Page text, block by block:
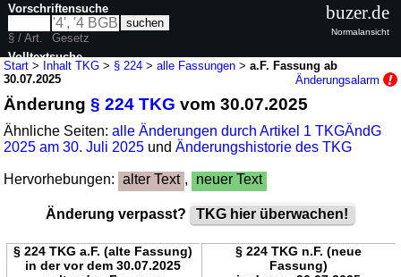
Start > Inhalt TKG > § 224 >alle Fassungen >a.F. Fassung ab
30.07.2025
Änderungsalarm
Änderung§ 224 TKG vom 30.07.2025
Ähnliche Seiten:alle Änderungen durch Artikel 1 TKGÄndG
2025 am 30. Juli 2025 undÄnderungshistorie des TKG
Hervorhebungen: alter Text , neuer Text
Änderung verpasst? TKG hier überwachen!
§ 224 TKG a.F. (alte Fassung)
in der vor dem 30.07.2025
§ 224 TKG n.F. (neue
Fassung)
Vorschriftensuche
§ / Art.
Gesetz
Volltextsuche
buzer.de
Normalansicht